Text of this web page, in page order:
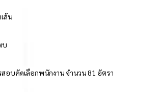
ส้น
บ
อบคัดเลือกพนักงาน จำนวน 81 อัตรา